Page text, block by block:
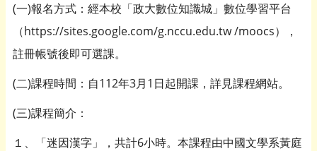
(一)報名方式：經本校「政大數位知識城」數位學習平台
（https://sites.google.com/g.nccu.edu.tw /moocs），
註冊帳號後即可選課。
(二)課程時間：自112年3月1日起開課，詳見課程網站。
(三)課程簡介：
１、「迷因漢字」，共計6小時。本課程由中國文學系黃庭